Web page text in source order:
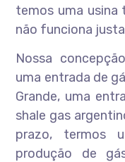
temos uma usina
não funciona
Nossa
uma entrada de
Grande, uma
shale gas
prazo, termos
produção de